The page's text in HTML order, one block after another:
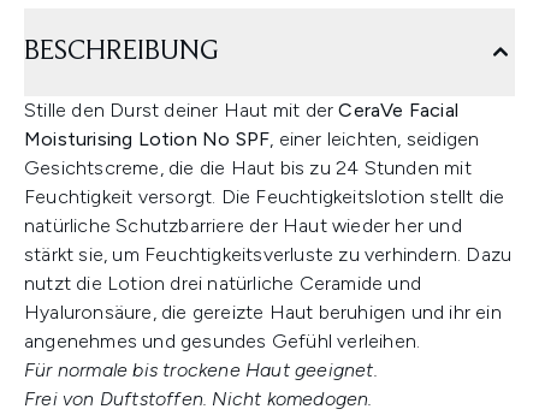
BESCHREIBUNG
Stille den Durst deiner Haut mit derCeraVe Facial
Moisturising Lotion No SPF, einer leichten, seidigen
Gesichtscreme, die die Haut bis zu 24 Stunden mit
Feuchtigkeit versorgt. Die Feuchtigkeitslotion stellt die
natürliche Schutzbarriere der Haut wieder her und
stärkt sie, um Feuchtigkeitsverluste zu verhindern. Dazu
nutzt die Lotion drei natürliche Ceramide und
Hyaluronsäure, die gereizte Haut beruhigen und ihr ein
angenehmes und gesundes Gefühl verleihen.
Für normale bis trockene Haut geeignet.
Frei von Duftstoffen. Nicht komedogen.